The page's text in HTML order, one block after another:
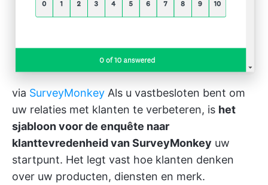
via SurveyMonkey Als u vastbesloten bent om
uw relaties met klanten te verbeteren, is het
sjabloon voor de enquête naar
klanttevredenheid van SurveyMonkey uw
startpunt. Het legt vast hoe klanten denken
over uw producten, diensten en merk.